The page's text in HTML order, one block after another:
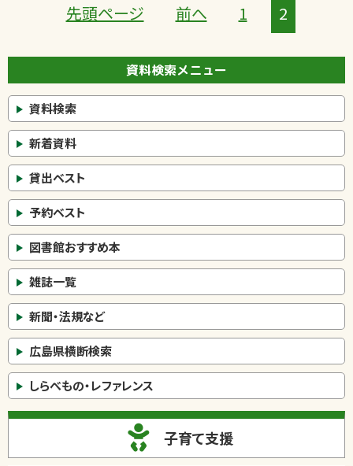
資料検索メニュー
資料検索
新着資料
貸出ベスト
予約ベスト
図書館おすすめ本
雑誌一覧
新聞・法規など
広島県横断検索
しらべもの・レファレンス
子育て支援
先頭ページ 前へ 1 2